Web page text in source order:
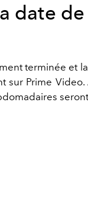
date
terminée et
sur Prime